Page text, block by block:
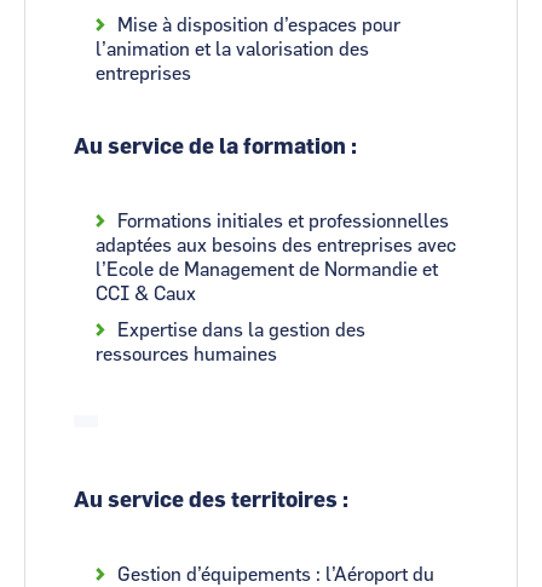
Mise à disposition d’espaces pour
l’animation et la valorisation des
entreprises
Au service de la formation :
Formations initiales et professionnelles
adaptées aux besoins des entreprises avec
l’Ecole de Management de Normandie et
CCI & Caux
Expertise dans la gestion des
ressources humaines
Au service des territoires :
Gestion d’équipements : l’Aéroport du